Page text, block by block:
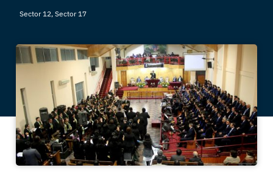
Sector 12, Sector 17